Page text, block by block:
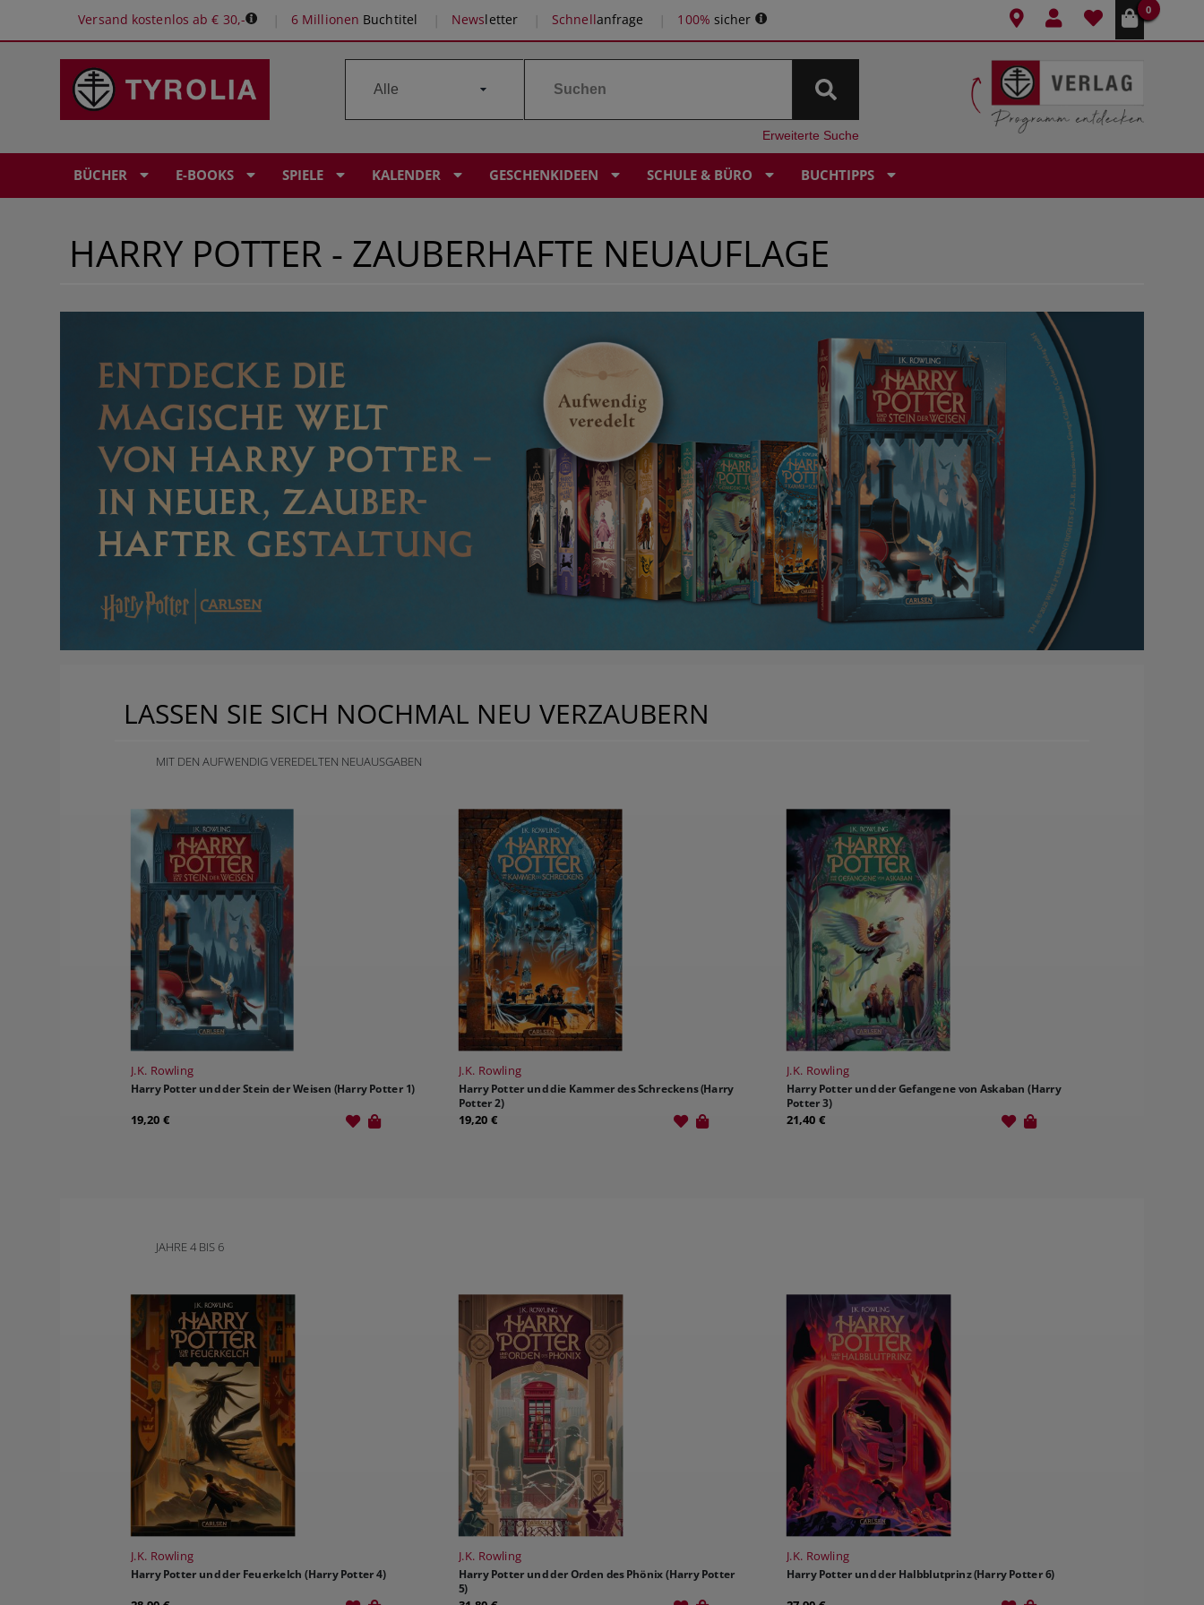
Versand kostenlos ab € 30,- 6 Millionen Buchtitel Newsletter Schnellanfrage 100% sicher
0
Erweiterte Suche
BÜCHER E-BOOKS SPIELE KALENDER GESCHENKIDEEN SCHULE & BÜRO BUCHTIPPS
HARRY POTTER - ZAUBERHAFTE NEUAUFLAGE
LASSEN SIE SICH NOCHMAL NEU VERZAUBERN
MIT DEN AUFWENDIG VEREDELTEN NEUAUSGABEN
J.K. Rowling
Harry Potter und der Stein der Weisen (Harry Potter 1)
19,20 €
J.K. Rowling
Harry Potter und die Kammer des Schreckens (Harry
Potter 2)
19,20 €
J.K. Rowling
Harry Potter und der Gefangene von Askaban (Harry
Potter 3)
21,40 €
JAHRE 4 BIS 6
J.K. Rowling
Harry Potter und der Feuerkelch (Harry Potter 4)
J.K. Rowling
Harry Potter und der Orden des Phönix (Harry Potter
5)
J.K. Rowling
Harry Potter und der Halbblutprinz (Harry Potter 6)